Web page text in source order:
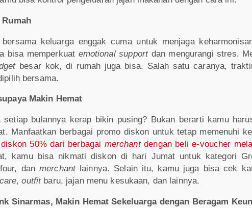
bersama keluarga enggak cuma untuk menjaga
bisa memperkuat emotional support dan mengurangi stres.
besar kok, di rumah juga bisa. Salah satu caranya,
bersama.
Makin Hemat
setiap bulannya kerap bikin pusing? Bukan berarti kamu
Manfaatkan berbagai promo diskon untuk tetap memenuhi
diskon 50% dari berbagai merchantdengan beli e-voucher
kamu bisa nikmati diskon di hari Jumat untuk kategori
danmerchantlainnya. Selain itu, kamu juga bisa cek
,outfitbaru, jajan menu kesukaan, dan lainnya.
Sinarmas, Makin Hemat Sekeluarga dengan Beragam